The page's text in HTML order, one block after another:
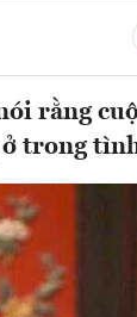
rằng
trong